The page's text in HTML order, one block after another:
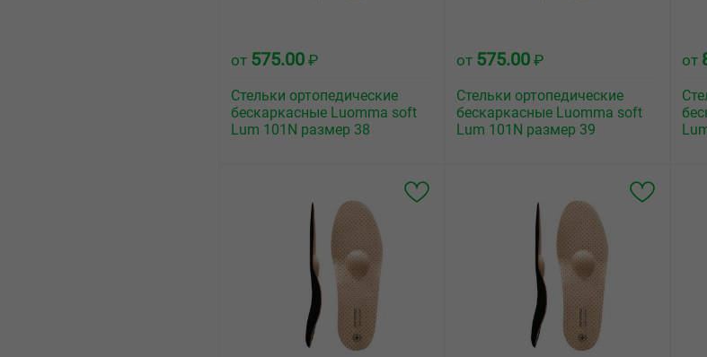
от 575.00 ₽
Стельки ортопедические
бескаркасные Luomma soft
Lum 101N размер 38
от 575.00 ₽
Стельки ортопедические
бескаркасные Luomma soft
Lum 101N размер 39
от